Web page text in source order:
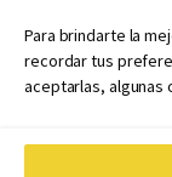
Para brindarte la
recordar tus
aceptarlas, algunas
Políticas de
Atribuciones